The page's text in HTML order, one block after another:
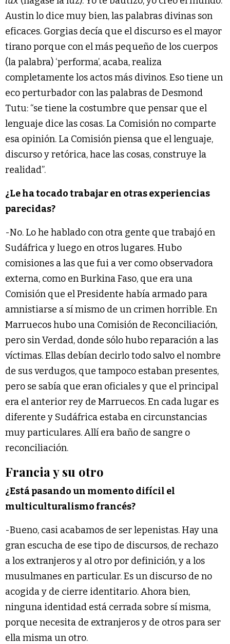
Austin lo dice muy bien, las palabras divinas son
eficaces. Gorgias decía que el discurso es el mayor
tirano porque con el más pequeño de los cuerpos
(la palabra) ‘performa’, acaba, realiza
completamente los actos más divinos. Eso tiene un
eco perturbador con las palabras de Desmond
Tutu: “se tiene la costumbre que pensar que el
lenguaje dice las cosas. La Comisión no comparte
esa opinión. La Comisión piensa que el lenguaje,
discurso y retórica, hace las cosas, construye la
realidad”.
¿Le ha tocado trabajar en otras experiencias
parecidas?
-No. Lo he hablado con otra gente que trabajó en
Sudáfrica y luego en otros lugares. Hubo
comisiones a las que fui a ver como observadora
externa, como en Burkina Faso, que era una
Comisión que el Presidente había armado para
amnistiarse a sí mismo de un crimen horrible. En
Marruecos hubo una Comisión de Reconciliación,
pero sin Verdad, donde sólo hubo reparación a las
víctimas. Ellas debían decirlo todo salvo el nombre
de sus verdugos, que tampoco estaban presentes,
pero se sabía que eran oficiales y que el principal
era el anterior rey de Marruecos. En cada lugar es
diferente y Sudáfrica estaba en circunstancias
muy particulares. Allí era baño de sangre o
reconciliación.
Francia y su otro
¿Está pasando un momento difícil el
multiculturalismo francés?
-Bueno, casi acabamos de ser lepenistas. Hay una
gran escucha de ese tipo de discursos, de rechazo
a los extranjeros y al otro por definición, y a los
musulmanes en particular. Es un discurso de no
acogida y de cierre identitario. Ahora bien,
ninguna identidad está cerrada sobre sí misma,
porque necesita de extranjeros y de otros para ser
ella misma un otro.